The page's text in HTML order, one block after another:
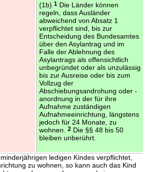
(1b) 1Die Länder können
regeln, dass Ausländer
abweichend von Absatz 1
verpflichtet sind, bis zur
Entscheidung des Bundesamtes
über den Asylantrag und im
Falle der Ablehnung des
Asylantrags als offensichtlich
unbegründet oder als unzulässig
bis zur Ausreise oder bis zum
Vollzug der
Abschiebungsandrohung oder -
anordnung in der für ihre
Aufnahme zuständigen
Aufnahmeeinrichtung, längstens
jedoch für 24 Monate, zu
wohnen.
2Die §§ 48 bis 50
bleiben unberührt.
ledigen Kindes verpflichtet,
zu wohnen, so kann auch das Kind